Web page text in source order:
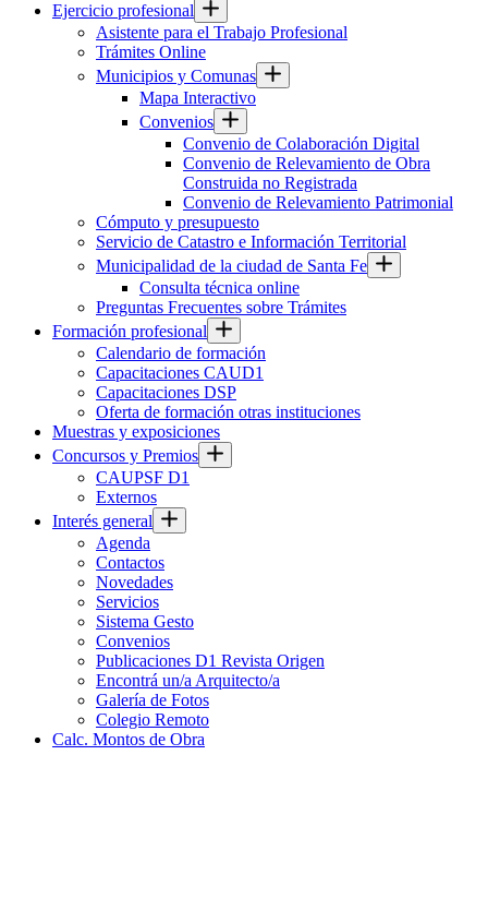
Ejercicio profesional
Asistente para el Trabajo Profesional
Trámites Online
Municipios y Comunas
Mapa Interactivo
Convenios
Convenio de Colaboración Digital
Convenio de Relevamiento de Obra
Construida no Registrada
Convenio de Relevamiento Patrimonial
Cómputo y presupuesto
Servicio de Catastro e Información Territorial
Municipalidad de la ciudad de Santa Fe
Consulta técnica online
Preguntas Frecuentes sobre Trámites
Formación profesional
Calendario de formación
Capacitaciones CAUD1
Capacitaciones DSP
Oferta de formación otras instituciones
Muestras y exposiciones
Concursos y Premios
CAUPSF D1
Externos
Interés general
Agenda
Contactos
Novedades
Servicios
Sistema Gesto
Convenios
Publicaciones D1 Revista Origen
Encontrá un/a Arquitecto/a
Galería de Fotos
Colegio Remoto
Calc. Montos de Obra